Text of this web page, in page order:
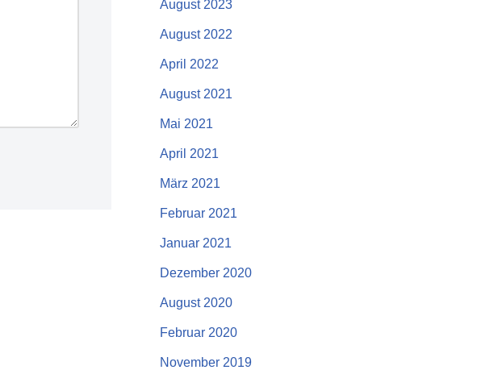
August 2023
August 2022
April 2022
August 2021
Mai 2021
April 2021
März 2021
Februar 2021
Januar 2021
Dezember 2020
August 2020
Februar 2020
November 2019